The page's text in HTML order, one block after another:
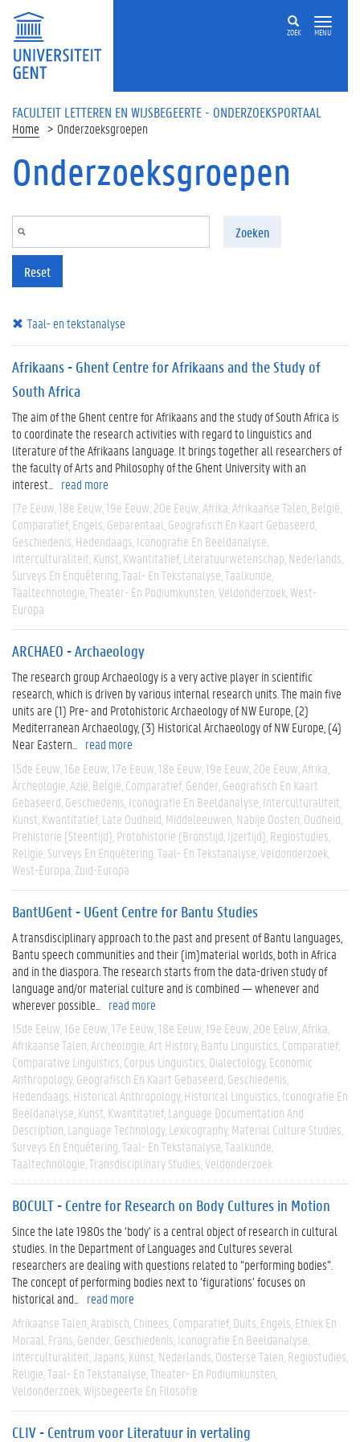
Overslaan en naar de inhoud gaan
ZOEK MENU
FACULTEIT LETTEREN EN WIJSBEGEERTE - ONDERZOEKSPORTAAL
Home Onderzoeksgroepen
Onderzoeksgroepen
Zoeken
Reset
Taal- en tekstanalyse
Afrikaans - Ghent Centre for Afrikaans and the Study of
South Africa
The aim of the Ghent centre for Afrikaans and the study of South Africa is
to coordinate the research activities with regard to linguistics and
literature of the Afrikaans language. It brings together all researchers of
the faculty of Arts and Philosophy of the Ghent University with an
interest...
read more
17e Eeuw 18e Eeuw 19e Eeuw 20e Eeuw Afrika Afrikaanse Talen België
Comparatief Engels Gebarentaal Geografisch En Kaart Gebaseerd
Geschiedenis Hedendaags Iconografie En Beeldanalyse
Interculturaliteit Kunst Kwantitatief Literatuurwetenschap Nederlands
Surveys En Enquêtering Taal- En Tekstanalyse Taalkunde
Taaltechnologie Theater- En Podiumkunsten Veldonderzoek West-
Europa
ARCHAEO - Archaeology
The research group Archaeology is a very active player in scientific
research, which is driven by various internal research units. The main five
units are (1) Pre- and Protohistoric Archaeology of NW Europe, (2)
Mediterranean Archaeology, (3) Historical Archaeology of NW Europe, (4)
Near Eastern...
read more
15de Eeuw 16e Eeuw 17e Eeuw 18e Eeuw 19e Eeuw 20e Eeuw Afrika
Archeologie Azië België Comparatief Gender Geografisch En Kaart
Gebaseerd Geschiedenis Iconografie En Beeldanalyse Interculturaliteit
Kunst Kwantitatief Late Oudheid Middeleeuwen Nabije Oosten Oudheid
Prehistorie (steentijd) Protohistorie (bronstijd, Ijzertijd) Regiostudies
Religie Surveys En Enquêtering Taal- En Tekstanalyse Veldonderzoek
West-Europa Zuid-Europa
BantUGent - UGent Centre for Bantu Studies
A transdisciplinary approach to the past and present of Bantu languages,
Bantu speech communities and their (im)material worlds, both in Africa
and in the diaspora. The research starts from the data-driven study of
language and/or material culture and is combined — whenever and
wherever possible...
read more
15de Eeuw 16e Eeuw 17e Eeuw 18e Eeuw 19e Eeuw 20e Eeuw Afrika
Afrikaanse Talen Archeologie Art History Bantu Linguistics Comparatief
Comparative Linguistics Corpus Linguistics Dialectology Economic
Anthropology Geografisch En Kaart Gebaseerd Geschiedenis
Hedendaags Historical Anthropology Historical Linguistics Iconografie En
Beeldanalyse Kunst Kwantitatief Language Documentation And
Description Language Technology Lexicography Material Culture Studies
Surveys En Enquêtering Taal- En Tekstanalyse Taalkunde
Taaltechnologie Transdisciplinary Studies Veldonderzoek
BOCULT - Centre for Research on Body Cultures in Motion
Since the late 1980s the ‘body’ is a central object of research in cultural
studies. In the Department of Languages and Cultures several
researchers are dealing with questions related to “performing bodies”.
The concept of performing bodies next to ‘figurations’ focuses on
historical and...
read more
Afrikaanse Talen Arabisch Chinees Comparatief Duits Engels Ethiek En
Moraal Frans Gender Geschiedenis Iconografie En Beeldanalyse
Interculturaliteit Japans Kunst Nederlands Oosterse Talen Regiostudies
Religie Taal- En Tekstanalyse Theater- En Podiumkunsten
Veldonderzoek Wijsbegeerte En Filosofie
CLIV - Centrum voor Literatuur in vertaling